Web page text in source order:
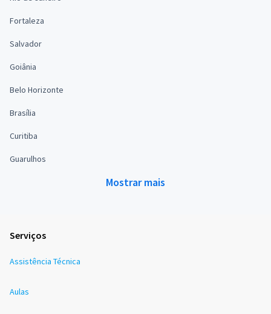
Fortaleza
Salvador
Goiânia
Belo Horizonte
Brasília
Curitiba
Guarulhos
Mostrar mais
Serviços
Assistência Técnica
Aulas